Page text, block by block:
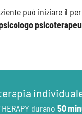
può iniziare il
durano50